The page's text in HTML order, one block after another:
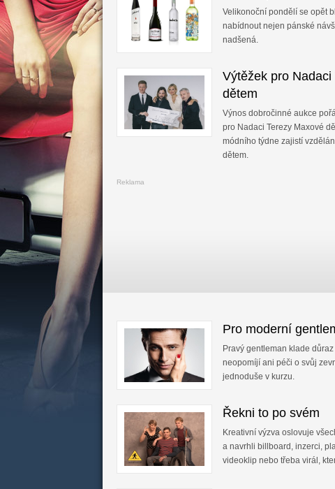
Velikonoční pondělí se opět
nabídnout nejen pánské
nadšená.
Výtěžek pro
dětem
Výnos dobročinné aukce
pro Nadaci Terezy Maxové
módního týdne zajistí
dětem.
Reklama
Pro moderní
Pravý gentleman klade
neopomíjí ani péči o svůj
jednoduše v kurzu.
Řekni to po svém
Kreativní výzva oslovuje
a navrhli billboard, inzerci,
videoklip nebo třeba virál,